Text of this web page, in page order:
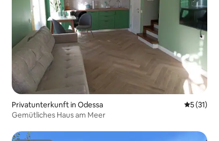
Privatunterkunft in Odessa
5 (31)
Gemütliches Haus am Meer